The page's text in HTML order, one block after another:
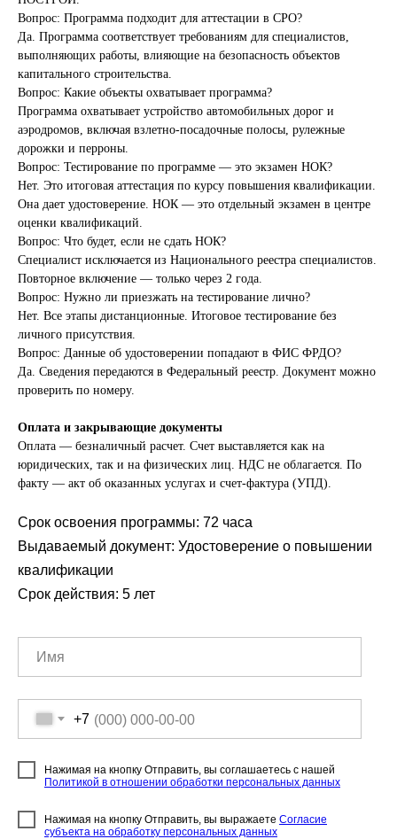
Вопрос: Программа подходит для аттестации в СРО?
Да. Программа соответствует требованиям для специалистов,
выполняющих работы, влияющие на безопасность объектов
капитального строительства.
Вопрос: Какие объекты охватывает программа?
Программа охватывает устройство автомобильных дорог и
аэродромов, включая взлетно-посадочные полосы, рулежные
дорожки и перроны.
Вопрос: Тестирование по программе — это экзамен НОК?
Нет. Это итоговая аттестация по курсу повышения квалификации.
Она дает удостоверение. НОК — это отдельный экзамен в центре
оценки квалификаций.
Вопрос: Что будет, если не сдать НОК?
Специалист исключается из Национального реестра специалистов.
Повторное включение — только через 2 года.
Вопрос: Нужно ли приезжать на тестирование лично?
Нет. Все этапы дистанционные. Итоговое тестирование без
личного присутствия.
Вопрос: Данные об удостоверении попадают в ФИС ФРДО?
Да. Сведения передаются в Федеральный реестр. Документ можно
проверить по номеру.
Оплата и закрывающие документы
Оплата — безналичный расчет. Счет выставляется как на
юридических, так и на физических лиц. НДС не облагается. По
факту — акт об оказанных услугах и счет-фактура (УПД).
Срок освоения программы: 72 часа
Выдаваемый документ: Удостоверение о повышении
квалификации
Срок действия: 5 лет
+7
Нажимая на кнопку Отправить, вы соглашаетесь с нашей
Политикой в отношении обработки персональных данных
Нажимая на кнопку Отправить, вы выражаете Согласие
субъекта на обработку персональных данных